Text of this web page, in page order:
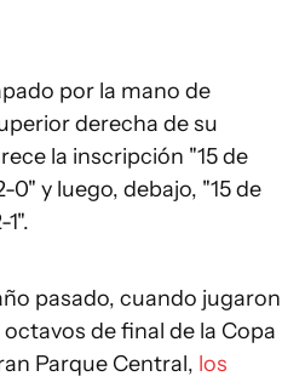
por la mano de
derecha de su
la inscripción "15 de
0" y luego, debajo, "15 de
pasado, cuando jugaron
de final de la Copa
Parque Central, los